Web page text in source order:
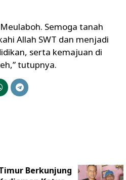
Semoga tanah
Allah SWT dan menjadi
serta kemajuan di
tutupnya.
Berkunjung